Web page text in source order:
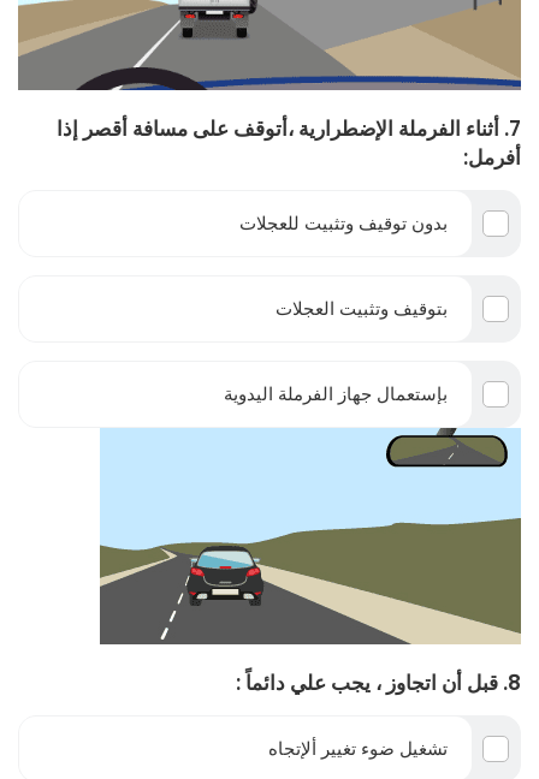
7. أثناء الفرملة الإضطرارية ،أتوقف على مسافة أقصر إذا
أفرمل:
بدون توقيف وتثبيت للعجلات
بتوقيف وتثبيت العجلات
بإستعمال جهاز الفرملة اليدوية
8. قبل أن اتجاوز ، يجب علي دائماً :
تشغيل ضوء تغيير ألإتجاه